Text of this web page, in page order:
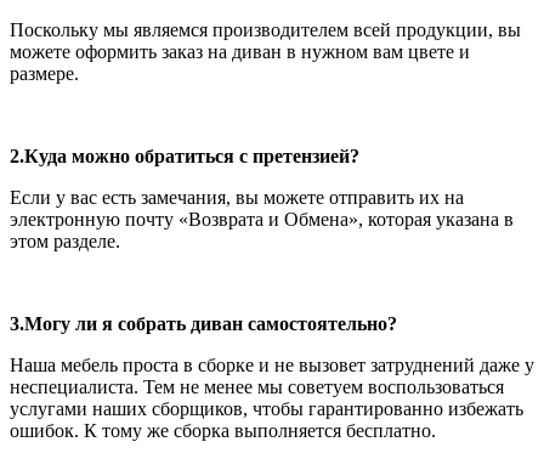
Поскольку мы являемся производителем всей продукции, вы
можете оформить заказ на диван в нужном вам цвете и
размере.
2.Куда можно обратиться с претензией?
Если у вас есть замечания, вы можете отправить их на
электронную почту «Возврата и Обмена», которая указана в
этом разделе.
3.Могу ли я собрать диван самостоятельно?
Наша мебель проста в сборке и не вызовет затруднений даже у
неспециалиста. Тем не менее мы советуем воспользоваться
услугами наших сборщиков, чтобы гарантированно избежать
ошибок. К тому же сборка выполняется бесплатно.